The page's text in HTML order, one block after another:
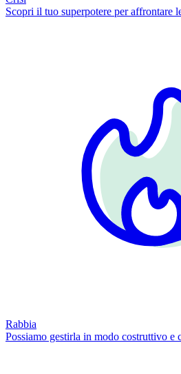
Scopri il tuo superpotere per affrontare
Rabbia
Possiamo gestirla in modo costruttivo e